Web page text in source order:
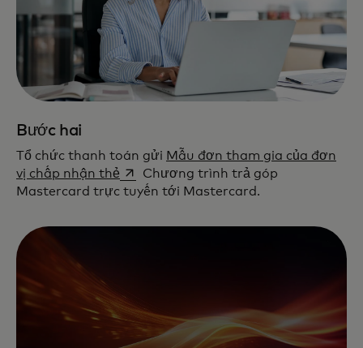
Bước hai
Tổ chức thanh toán gửi Mẫu đơn tham gia của đơn
vị chấp nhận thẻ opens in a new tab
Chương trình trả góp
Mastercard trực tuyến tới Mastercard.